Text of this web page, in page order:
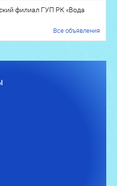
филиал ГУП РК «Вода
Все объявления